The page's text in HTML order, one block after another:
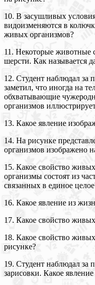
10. В засушливых
видоизменяются в
живых организмов?
11. Некоторые животные
шерсти. Как называется
12. Студент наблюдал за
заметил, что иногда на
обхватывающие
организмов
13. Какое явление
14. На рисунке
организмов изображено
15. Какое свойство
организмы состоят из
связанных в единое
16. Какое явление из
17. Какое свойство
18. Какое свойство
рисунке?
19. Студент наблюдал за
зарисовки. Какое